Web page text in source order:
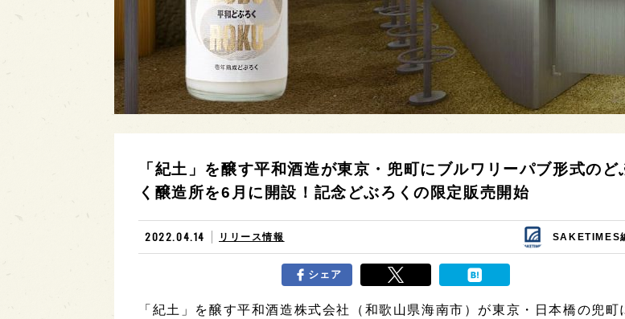
「紀土」を醸す平和酒造が東京・兜町にブルワリーパブ形式のど
く醸造所を6月に開設！記念どぶろくの限定販売開始
2022.04.14 リリース情報 SAKETIMES
シェア
「紀土」を醸す平和酒造株式会社（和歌山県海南市）が東京・日本橋の兜町